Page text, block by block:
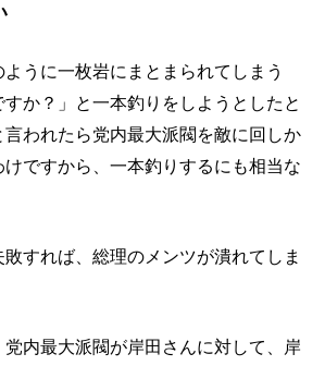
うに一枚岩にまとまられてしまう
か？」と一本釣りをしようとしたと
言われたら党内最大派閥を敵に回しか
ですから、一本釣りするにも相当な
すれば、総理のメンツが潰れてしま
内最大派閥が岸田さんに対して、岸